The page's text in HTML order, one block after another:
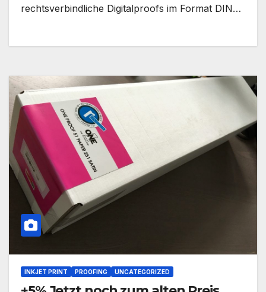
rechtsverbindliche Digitalproofs im Format DIN…
INKJET PRINT PROOFING UNCATEGORIZED